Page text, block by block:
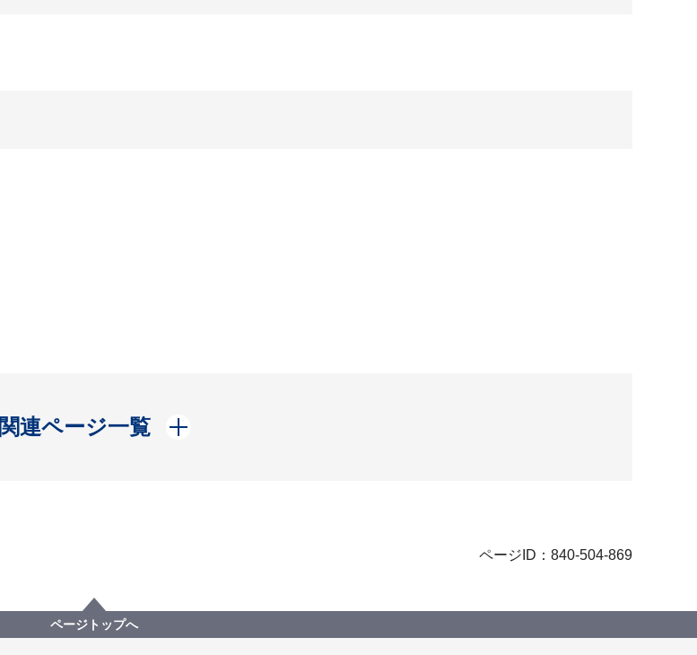
関連ページ一覧
開く
ページID：840-504-869
ページトップへ